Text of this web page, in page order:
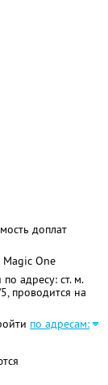
доплат
Magic One
адресу: ст. м.
проводится на
по адресам: